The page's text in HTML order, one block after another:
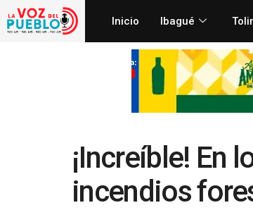
Inicio Ibagué
¡Increíble! En
incendios